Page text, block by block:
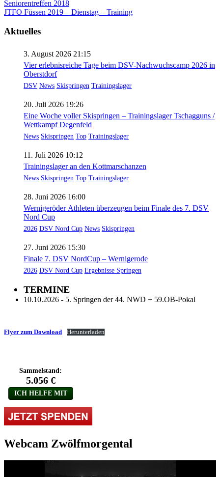
Beitragsnavigation
Seniorentreffen 2018
JTFO Füssen 2019 – Dienstag – Training
Aktuelles
3. August 2026 21:15
Vier erlebnisreiche Tage beim DSV-Nachwuchscamp 2026 in
Oberstdorf
DSV News Skispringen Trainingslager
20. Juli 2026 19:26
Eine Woche voller Skispringen – Trainingslager Tschagguns /
Wettkampf Degenfeld
News Skispringen Top Trainingslager
11. Juli 2026 10:12
Trainingslager an den Kottmarschanzen
News Skispringen Top Trainingslager
28. Juni 2026 16:00
Wernigeröder Athleten überzeugen beim Finale des 7. DSV
Nord Cup
2026 DSV Nord Cup News Skispringen
27. Juni 2026 15:30
Finale 7. DSV NordCup – Wernigerode
2026 DSV Nord Cup Ergebnisse Springen
TERMINE
10.10.2026 - 5. Springen der 44. NWD + 59.OB-Pokal
Flyer zum Download Herunterladen
Webcam Zwölfmorgental